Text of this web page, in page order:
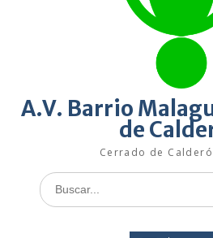
A.V. Barrio
de
Cerrado de
Buscar: